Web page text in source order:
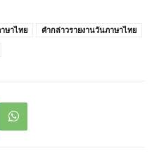
ษาไทย
คำกล่าวรายงานวันภาษาไทย